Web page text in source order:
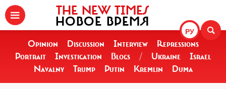
РУ
THE NEW TIMES
НОВОЕ ВРЕМЯ
Opinion Discussion Interview
Repressions
Portrait
Investigation Blogs / Ukraine
Israel
Navalny
Trump Putin Kremlin Duma